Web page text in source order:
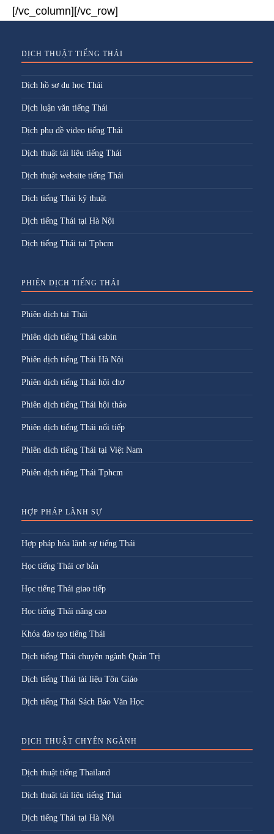
[/vc_column][/vc_row]
DỊCH THUẬT TIẾNG THÁI
Dịch hồ sơ du học Thái
Dịch luận văn tiếng Thái
Dịch phụ đề video tiếng Thái
Dịch thuật tài liệu tiếng Thái
Dịch thuật website tiếng Thái
Dịch tiếng Thái kỹ thuật
Dịch tiếng Thái tại Hà Nội
Dịch tiếng Thái tại Tphcm
PHIÊN DỊCH TIẾNG THÁI
Phiên dịch tại Thái
Phiên dịch tiếng Thái cabin
Phiên dịch tiếng Thái Hà Nội
Phiên dịch tiếng Thái hội chợ
Phiên dịch tiếng Thái hội thảo
Phiên dịch tiếng Thái nối tiếp
Phiên dich tiếng Thái tại Việt Nam
Phiên dịch tiếng Thái Tphcm
HỢP PHÁP LÃNH SỰ
Hợp pháp hóa lãnh sự tiếng Thái
Học tiếng Thái cơ bản
Học tiếng Thái giao tiếp
Học tiếng Thái nâng cao
Khóa đào tạo tiếng Thái
Dịch tiếng Thái chuyên ngành Quản Trị
Dịch tiếng Thái tài liệu Tôn Giáo
Dịch tiếng Thái Sách Báo Văn Học
DỊCH THUẬT CHYÊN NGÀNH
Dịch thuật tiếng Thailand
Dịch thuật tài liệu tiếng Thái
Dịch tiếng Thái tại Hà Nội